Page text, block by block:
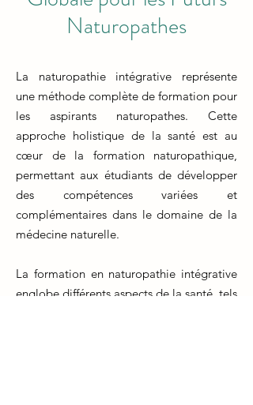
Naturopathes
La naturopathie intégrative représente
une méthode complète de formation pour
les aspirants naturopathes. Cette
approche holistique de la santé est au
cœur de la formation naturopathique,
permettant aux étudiants de développer
des compétences variées et
complémentaires dans le domaine de la
médecine naturelle.
La formation en naturopathie intégrative
englobe différents aspects de la santé, tels